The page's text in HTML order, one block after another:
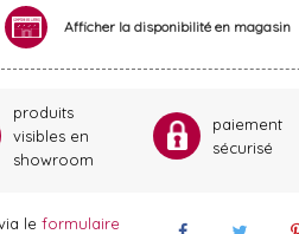
Afficher la disponibilité en magasin
produits
visibles en
showroom
paiement
sécurisé
le formulaire